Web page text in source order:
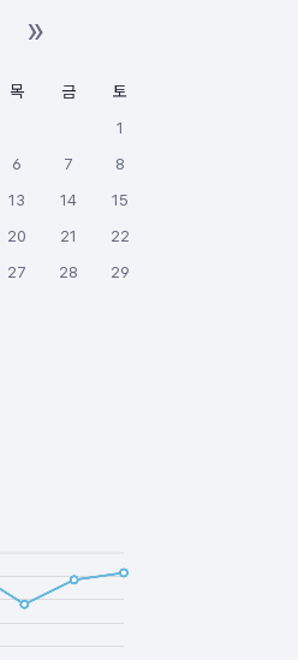
»
목 금 토
1
6 7
8
13 14
15
20 21
22
27 28
29